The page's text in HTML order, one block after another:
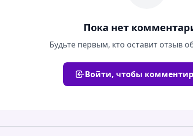
Пока нет
Будьте первым, кто оставит отзыв
Войти, чтобы